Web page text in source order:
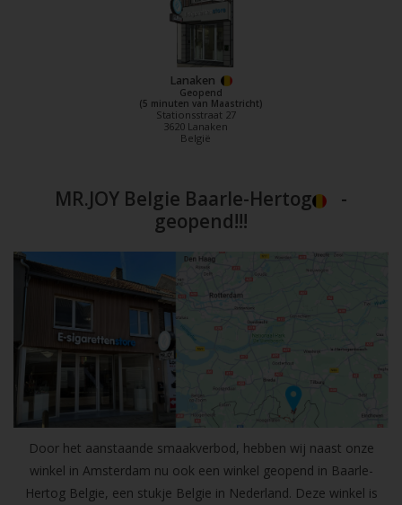
Lanaken
Geopend
(5 minuten van Maastricht)
Stationsstraat 27
3620 Lanaken
België
MR.JOY Belgie Baarle-Hertog
-
geopend!!!
Door het aanstaande smaakverbod, hebben wij naast onze
winkel in Amsterdam nu ook een winkel geopend in Baarle-
Hertog Belgie, een stukje Belgie in Nederland. Deze winkel is